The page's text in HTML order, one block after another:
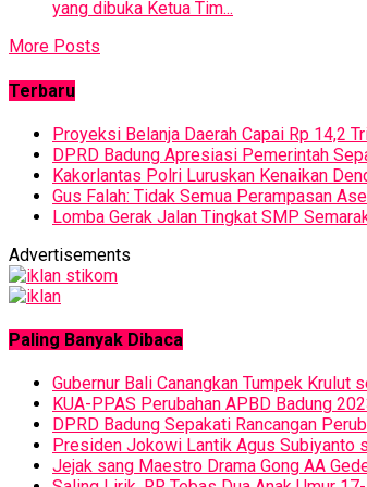
yang dibuka Ketua Tim...
More Posts
Terbaru
Proyeksi Belanja Daerah Capai Rp 14,2
DPRD Badung Apresiasi Pemerintah
Kakorlantas Polri Luruskan Kenaikan
Gus Falah: Tidak Semua Perampasan
Lomba Gerak Jalan Tingkat SMP
Advertisements
Paling Banyak Dibaca
Gubernur Bali Canangkan Tumpek Krulut
KUA-PPAS Perubahan APBD Badung
DPRD Badung Sepakati Rancangan
Presiden Jokowi Lantik Agus Subiyanto
Jejak sang Maestro Drama Gong AA